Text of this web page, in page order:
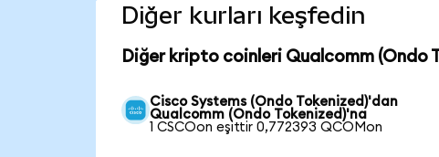
Diğer kurları keşfedin
Diğer kripto coinleri Qualcomm (Ondo
Cisco Systems (Ondo Tokenized)'dan
Qualcomm (Ondo Tokenized)'na
1 CSCOon eşittir 0,772393 QCOMon